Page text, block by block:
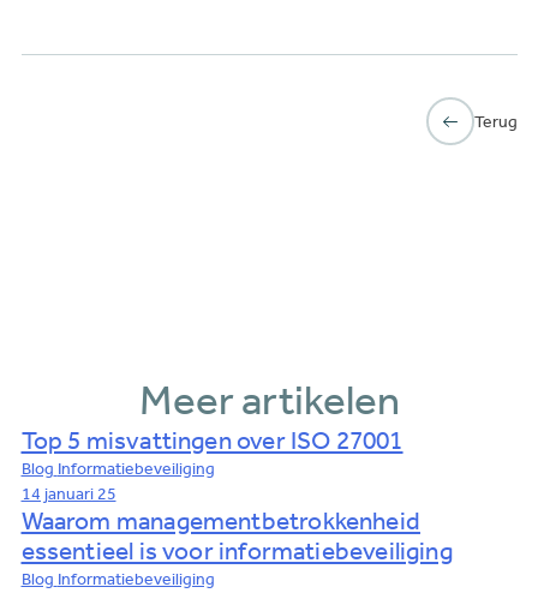
Terug
Meer artikelen
Top 5 misvattingen over ISO 27001
Blog Informatiebeveiliging
14 januari 25
Waarom managementbetrokkenheid
essentieel is voor informatiebeveiliging
Blog Informatiebeveiliging